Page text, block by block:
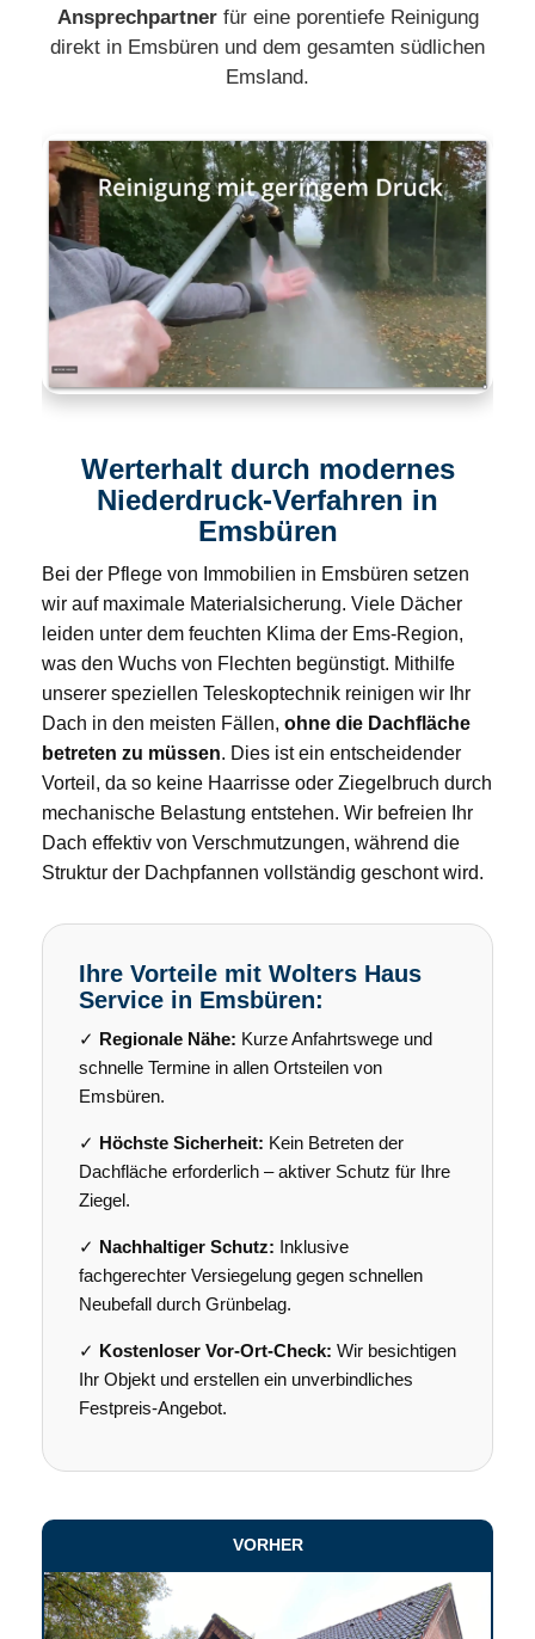
Ansprechpartnerfür eine porentiefe Reinigung
direkt in Emsbüren und dem gesamten südlichen
Emsland.
Werterhalt durch modernes
Niederdruck-Verfahren in
Emsbüren
Bei der Pflege von Immobilien in Emsbüren setzen
wir auf maximale Materialsicherung. Viele Dächer
leiden unter dem feuchten Klima der Ems-Region,
was den Wuchs von Flechten begünstigt. Mithilfe
unserer speziellen Teleskoptechnik reinigen wir Ihr
Dach in den meisten Fällen, ohne die Dachfläche
betreten zu müssen. Dies ist ein entscheidender
Vorteil, da so keine Haarrisse oder Ziegelbruch durch
mechanische Belastung entstehen. Wir befreien Ihr
Dach effektiv von Verschmutzungen, während die
Struktur der Dachpfannen vollständig geschont wird.
Ihre Vorteile mit Wolters Haus
Service in Emsbüren:
✓ Regionale Nähe: Kurze Anfahrtswege und
schnelle Termine in allen Ortsteilen von
Emsbüren.
✓ Höchste Sicherheit: Kein Betreten der
Dachfläche erforderlich – aktiver Schutz für Ihre
Ziegel.
✓ Nachhaltiger Schutz: Inklusive
fachgerechter Versiegelung gegen schnellen
Neubefall durch Grünbelag.
✓ Kostenloser Vor-Ort-Check: Wir besichtigen
Ihr Objekt und erstellen ein unverbindliches
Festpreis-Angebot.
VORHER